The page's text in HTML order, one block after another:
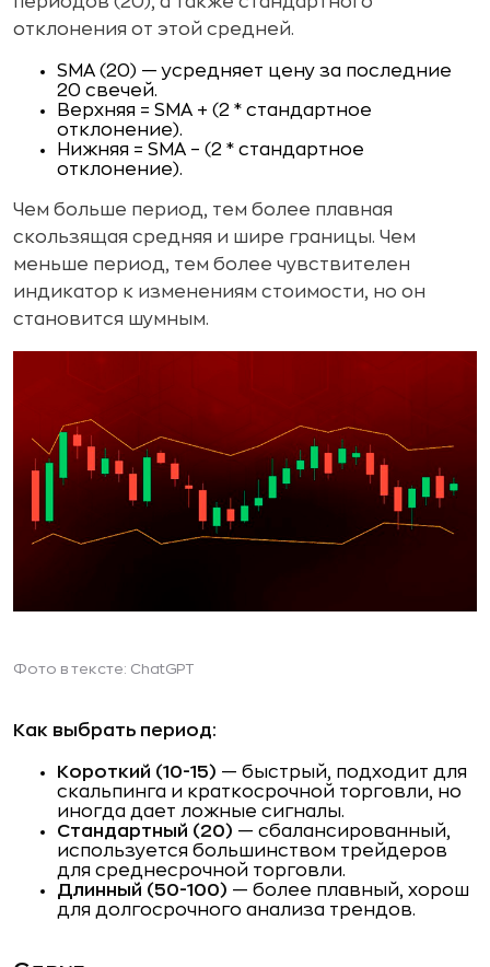
отклонения от этой средней.
SMA (20) — усредняет цену за последние
20 свечей.
Верхняя = SMA + (2 * стандартное
отклонение).
Нижняя = SMA – (2 * стандартное
отклонение).
Чем больше период, тем более плавная
скользящая средняя и шире границы. Чем
меньше период, тем более чувствителен
индикатор к изменениям стоимости, но он
становится шумным.
Фото в тексте: ChatGPT
Как выбрать период:
Короткий (10-15) — быстрый, подходит для
скальпинга и краткосрочной торговли, но
иногда дает ложные сигналы.
Стандартный (20) — сбалансированный,
используется большинством трейдеров
для среднесрочной торговли.
Длинный (50-100) — более плавный, хорош
для долгосрочного анализа трендов.